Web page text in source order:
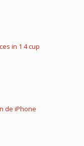
in 1 4 cup
de iPhone